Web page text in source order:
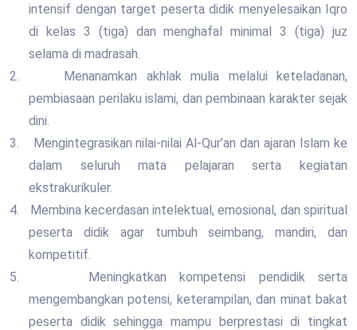
intensif dengan target peserta didik menyelesaikan Iqro
di kelas 3 (tiga) dan menghafal minimal 3 (tiga) juz
selama di madrasah.
2.
Menanamkan akhlak mulia melalui keteladanan,
pembiasaan perilaku islami, dan pembinaan karakter sejak
dini.
3.
Mengintegrasikan nilai-nilai Al-Qur’an dan ajaran Islam ke
dalam seluruh mata pelajaran serta kegiatan
ekstrakurikuler.
4.
Membina kecerdasan intelektual, emosional, dan spiritual
peserta didik agar tumbuh seimbang, mandiri, dan
kompetitif.
5.
Meningkatkan kompetensi pendidik serta
mengembangkan potensi, keterampilan, dan minat bakat
peserta didik sehingga mampu berprestasi di tingkat